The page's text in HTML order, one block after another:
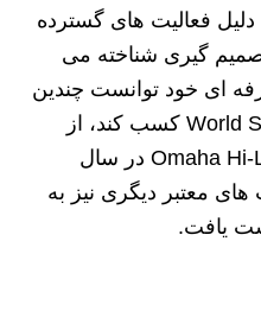
دلیل فعالیت‌ های گسترده‌
گیری شناخته می‌
ای خود توانست چندین
دستبند طلای World Series of Poker کسب کند، از
جمله قهرمانی در رویداد Omaha Hi-Low در سال
های معتبر دیگری نیز به
یافت.